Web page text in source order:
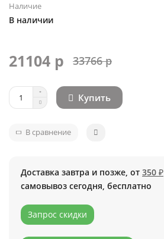
Наличие
В наличии
21104 р 33766 р
Купить
В сравнение
Доставка завтра и позже, от 350 ₽
самовывоз сегодня, бесплатно
Запрос скидки